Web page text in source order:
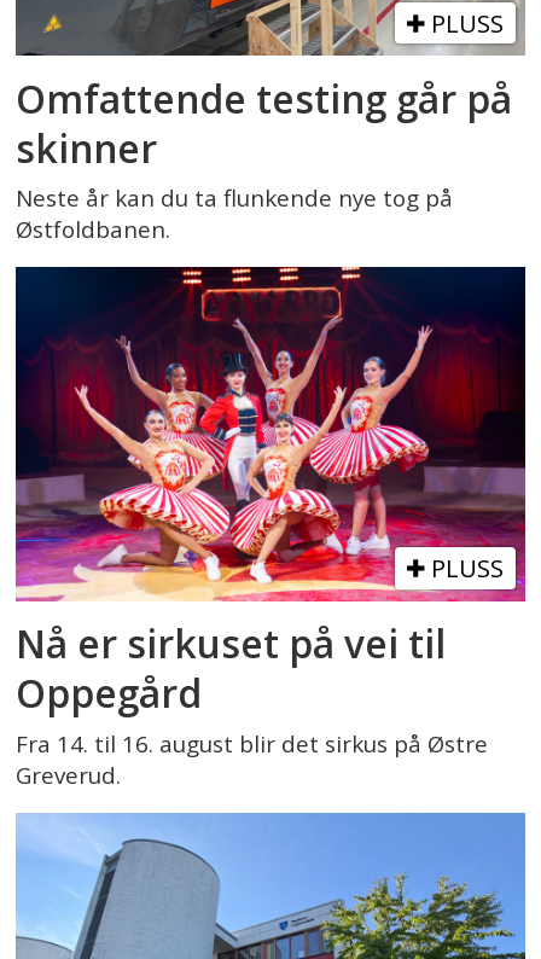
PLUSS
Omfattende testing går på
skinner
Neste år kan du ta flunkende nye tog på
Østfoldbanen.
PLUSS
Nå er sirkuset på vei til
Oppegård
Fra 14. til 16. august blir det sirkus på Østre
Greverud.